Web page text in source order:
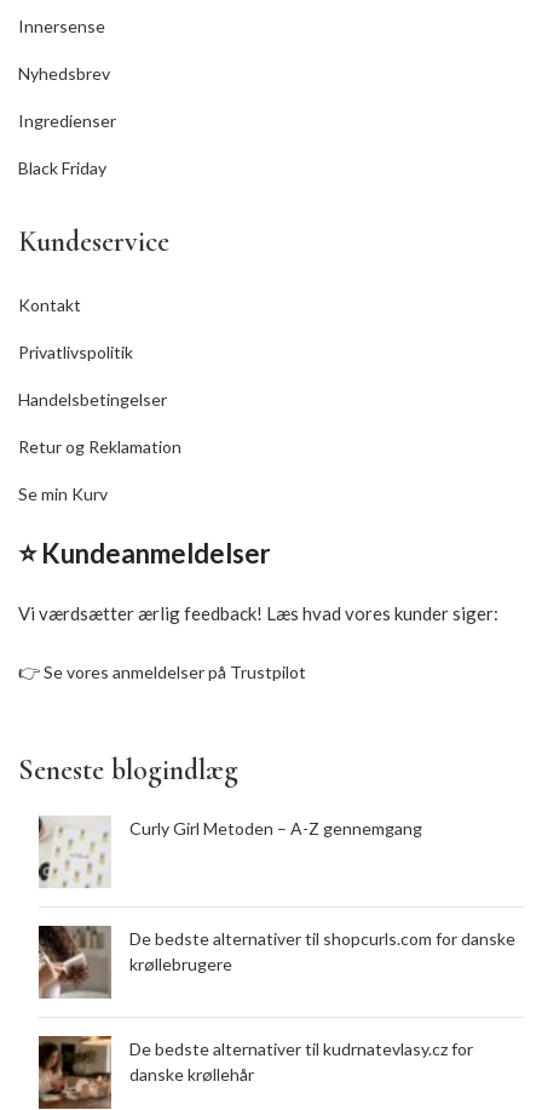
Innersense
Nyhedsbrev
Ingredienser
Black Friday
Kundeservice
Kontakt
Privatlivspolitik
Handelsbetingelser
Retur og Reklamation
Se min Kurv
⭐ Kundeanmeldelser
Vi værdsætter ærlig feedback! Læs hvad vores kunder siger:
👉Se vores anmeldelser på Trustpilot
Seneste blogindlæg
Curly Girl Metoden – A-Z gennemgang
De bedste alternativer til shopcurls.com for danske
krøllebrugere
De bedste alternativer til kudrnatevlasy.cz for
danske krøllehår